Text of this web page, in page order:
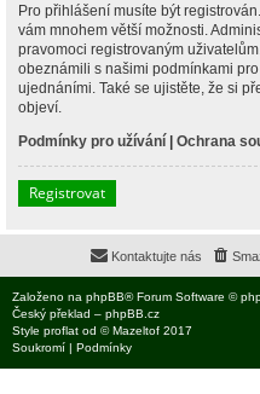
Pro přihlášení musíte být
vám mnohem větší možnosti.
pravomoci registrovaným
obeznámili s našimi podmínkami
ujednáními. Také se ujistěte, že si
objeví.
Podmínky pro užívání | Ochrana
Registrovat
Kontaktujte nás
Založeno na phpBB® Forum Software ©
Český překlad – phpBB.cz
Style proflat od ©Mazeltof 2017
Soukromí | Podmínky